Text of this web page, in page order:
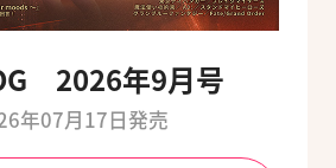
2026年9月号
年07月17日発売